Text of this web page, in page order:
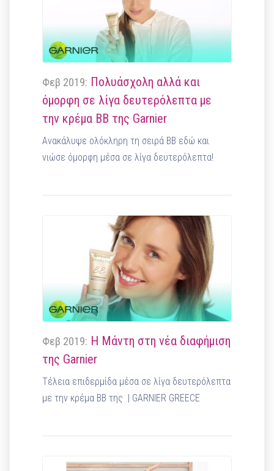
Φεβ 2019: Πολυάσχολη αλλά και
όμορφη σε λίγα δευτερόλεπτα με
την κρέμα BB της Garnier
Ανακάλυψε ολόκληρη τη σειρά ΒΒ εδώ και
νιώσε όμορφη μέσα σε λίγα δευτερόλεπτα!
Φεβ 2019: Η Μάντη στη νέα διαφήμιση
της Garnier
Τέλεια επιδερμίδα μέσα σε λίγα δευτερόλεπτα
με την κρέμα BB της | GARNIER GREECE